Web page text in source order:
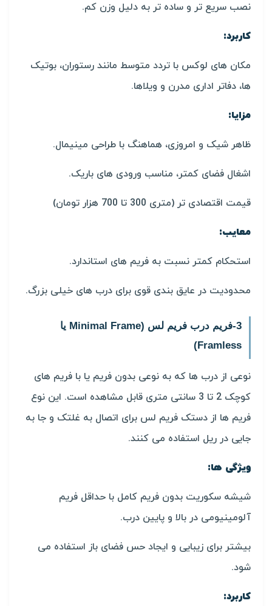
نصب سریع تر و ساده تر به دلیل وزن کم.
کاربرد:
مکان های لوکس با تردد متوسط مانند رستوران، بوتیک
ها، دفاتر اداری مدرن و ویلاها.
مزایا:
ظاهر شیک و امروزی، هماهنگ با طراحی مینیمال.
اشغال فضای کمتر، مناسب ورودی های باریک.
قیمت اقتصادی تر (متری 300 تا 700 هزار تومان)
معایب:
استحکام کمتر نسبت به فریم های استاندارد.
محدودیت در عایق بندی قوی برای درب های خیلی بزرگ.
3-فریم درب فریم لس (Minimal Frame یا
Framless)
نوعی از درب ها که به نوعی بدون فریم یا با فریم های
کوچک 2 تا 3 سانتی متری قابل مشاهده است. این نوع
فریم ها از دستک فریم لس برای اتصال به غلتک و جا به
جایی در ریل استفاده می کنند.
ویژگی ها:
شیشه سکوریت بدون فریم کامل با حداقل فریم
آلومینیومی در بالا و پایین درب.
بیشتر برای زیبایی و ایجاد حس فضای باز استفاده می
شود.
کاربرد: